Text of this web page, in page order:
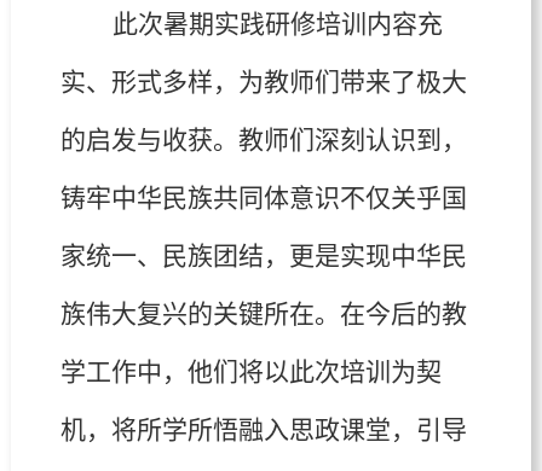
此次暑期实践研修培训内容充
实、形式多样，为教师们带来了极大
的启发与收获。教师们深刻认识到，
铸牢中华民族共同体意识不仅关乎国
家统一、民族团结，更是实现中华民
族伟大复兴的关键所在。在今后的教
学工作中，他们将以此次培训为契
机，将所学所悟融入思政课堂，引导